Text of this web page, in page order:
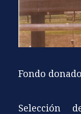
Fondo
Selección